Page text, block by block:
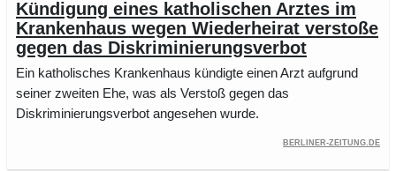
Kündigung eines katholischen Arztes im
Krankenhaus wegen Wiederheirat verstoße
gegen das Diskriminierungsverbot
Ein katholisches Krankenhaus kündigte einen Arzt aufgrund
seiner zweiten Ehe, was als Verstoß gegen das
Diskriminierungsverbot angesehen wurde.
berliner-zeitung.de